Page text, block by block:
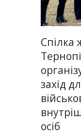
Спілка
захід
осіб